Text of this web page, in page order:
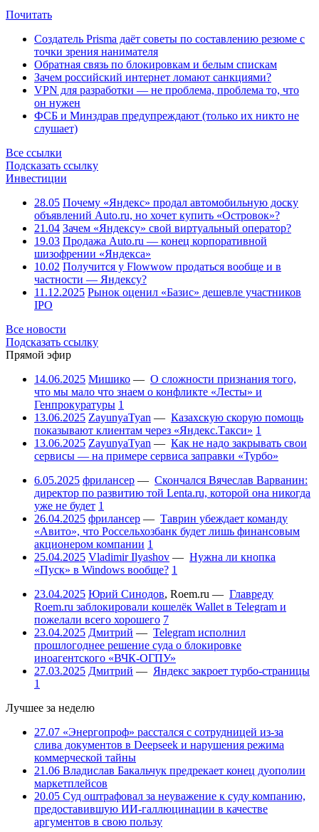
Почитать
Создатель Prisma даёт советы по составлению резюме с
точки зрения нанимателя
Обратная связь по блокировкам и белым спискам
Зачем российский интернет ломают санкциями?
VPN для разработки — не проблема, проблема то, что
он нужен
ФСБ и Минздрав предупреждают (только их никто не
слушает)
Все ссылки
Подсказать ссылку
Инвестиции
28.05 Почему «Яндекс» продал автомобильную доску
объявлений Auto.ru, но хочет купить «Островок»?
21.04 Зачем «Яндексу» свой виртуальный оператор?
19.03 Продажа Auto.ru — конец корпоративной
шизофрении «Яндекса»
10.02 Получится у Flowwow продаться вообще и в
частности — Яндексу?
11.12.2025 Рынок оценил «Базис» дешевле участников
IPO
Все новости
Подсказать ссылку
Прямой эфир
14.06.2025 Мишико — О сложности признания того,
что мы мало что знаем о конфликте «Лесты» и
Генпрокуратуры 1
13.06.2025 ZayunyaTyan — Казахскую скорую помощь
показывают клиентам через «Яндекс.Такси» 1
13.06.2025 ZayunyaTyan — Как не надо закрывать свои
сервисы — на примере сервиса заправки «Турбо»
6.05.2025 фрилансер — Скончался Вячеслав Варванин:
директор по развитию той Lenta.ru, которой она никогда
уже не будет 1
26.04.2025 фрилансер — Таврин убеждает команду
«Авито», что Россельхозбанк будет лишь финансовым
акционером компании 1
25.04.2025 Vladimir Ilyashov — Нужна ли кнопка
«Пуск» в Windows вообще? 1
23.04.2025 Юрий Синодов, Roem.ru — Главреду
Roem.ru заблокировали кошелёк Wallet в Telegram и
пожелали всего хорошего 7
23.04.2025 Дмитрий — Telegram исполнил
прошлогоднее решение суда о блокировке
иноагентского «ВЧК-ОГПУ»
27.03.2025 Дмитрий — Яндекс закроет турбо-страницы
1
Лучшее за неделю
27.07 «Энергопроф» расстался с сотрудницей из-за
слива документов в Deepseek и нарушения режима
коммерческой тайны
21.06 Владислав Бакальчук предрекает конец дуополии
маркетплейсов
20.05 Суд оштрафовал за неуважение к суду компанию,
предоставившую ИИ-галлюцинации в качестве
аргументов в свою пользу